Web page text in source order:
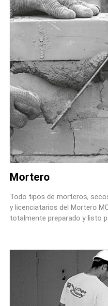
Mortero
Todo tipos de morteros,
y licenciatarios del Mortero
totalmente preparado y listo